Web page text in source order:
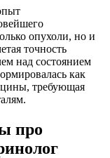
опухоли, но и
точность
над состоянием
как
требующая
про